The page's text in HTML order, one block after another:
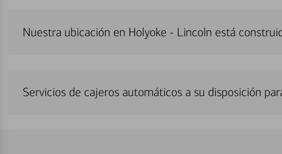
Nuestra ubicación en Holyoke - Lincoln está
Servicios de cajeros automáticos a su disposición